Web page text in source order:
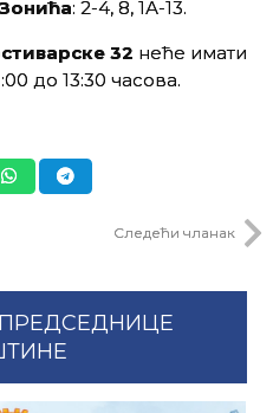
: 2-4, 8, 1А-13.
32 неће имати
до 13:30 часова.
Следећи чланак